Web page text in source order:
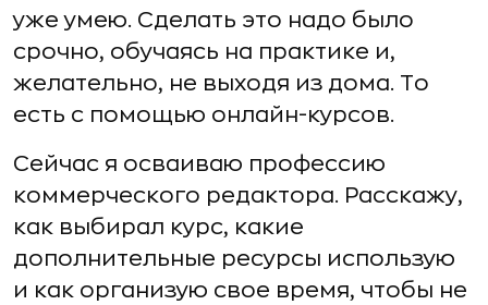
уже умею. Сделать это надо было
срочно, обучаясь на практике и,
желательно, не выходя из дома. То
есть с помощью онлайн-курсов.
Сейчас я осваиваю профессию
коммерческого редактора. Расскажу,
как выбирал курс, какие
дополнительные ресурсы использую
и как организую свое время, чтобы не